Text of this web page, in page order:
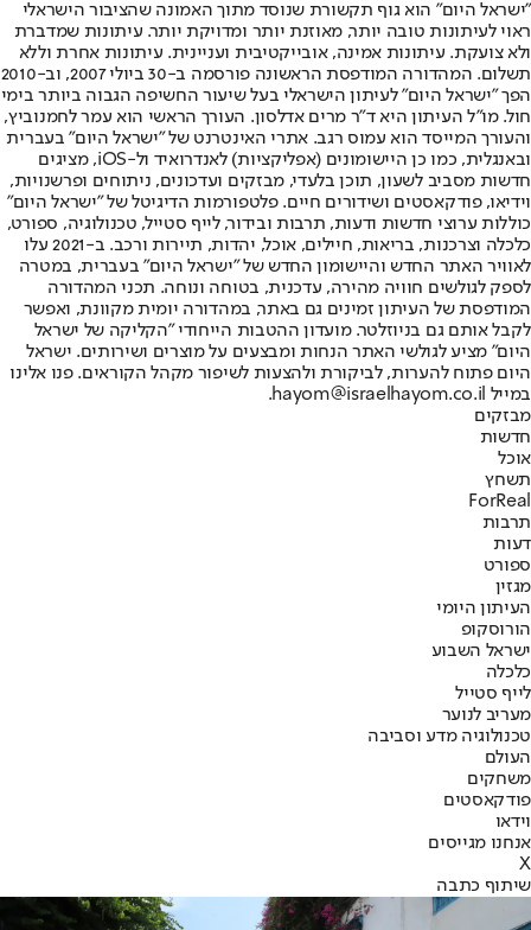
"ישראל היום" הוא גוף תקשורת שנוסד מתוך האמונה שהציבור הישראלי
ראוי לעיתונות טובה יותר, מאוזנת יותר ומדויקת יותר. עיתונות שמדברת
ולא צועקת. עיתונות אמינה, אובייקטיבית ועניינית. עיתונות אחרת וללא
תשלום. המהדורה המודפסת הראשונה פורסמה ב-30 ביולי 2007, וב-2010
הפך "ישראל היום" לעיתון הישראלי בעל שיעור החשיפה הגבוה ביותר בימי
חול. מו"ל העיתון היא ד"ר מרים אדלסון. העורך הראשי הוא עמר לחמנוביץ,
והעורך המייסד הוא עמוס רגב. אתרי האינטרנט של "ישראל היום" בעברית
ובאנגלית, כמו כן היישומונים (אפליקציות) לאנדרואיד ול-iOS, מציגים
חדשות מסביב לשעון, תוכן בלעדי, מבזקים ועדכונים, ניתוחים ופרשנויות,
וידיאו, פודקאסטים ושידורים חיים. פלטפורמות הדיגיטל של "ישראל היום"
כוללות ערוצי חדשות ודעות, תרבות ובידור, לייף סטייל, טכנולוגיה, ספורט,
כלכלה וצרכנות, בריאות, חיילים, אוכל, יהדות, תיירות ורכב. ב-2021 עלו
לאוויר האתר החדש והיישומון החדש של "ישראל היום" בעברית, במטרה
לספק לגולשים חוויה מהירה, עדכנית, בטוחה ונוחה. תכני המהדורה
המודפסת של העיתון זמינים גם באתר, במהדורה יומית מקוונת, ואפשר
לקבל אותם גם בניוזלטר. מועדון ההטבות הייחודי "הקליקה של ישראל
היום" מציע לגולשי האתר הנחות ומבצעים על מוצרים ושירותים. ישראל
היום פתוח להערות, לביקורת ולהצעות לשיפור מקהל הקוראים. פנו אלינו
במייל hayom@israelhayom.co.il.
מבזקים
חדשות
אוכל
תשחץ
ForReal
תרבות
דעות
ספורט
מגזין
העיתון היומי
הורוסקופ
ישראל השבוע
כלכלה
לייף סטייל
מעריב לנוער
טכנולוגיה מדע וסביבה
העולם
משחקים
פודקאסטים
וידאו
אנחנו מגייסים
X
שיתוף כתבה